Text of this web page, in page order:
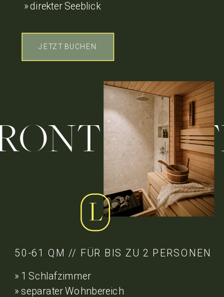
//
» direkter Seeblick
50-61 QM // FÜR BIS ZU 2 PERSONEN
» 1 Schlafzimmer
» separater Wohnbereich
JETZT BUCHEN